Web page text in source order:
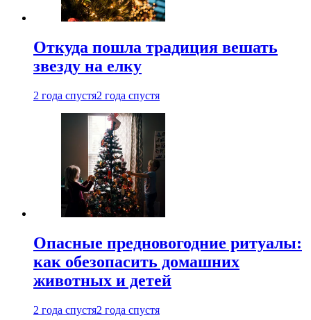
Откуда пошла традиция вешать
звезду на елку
2 года спустя2 года спустя
Опасные предновогодние ритуалы:
как обезопасить домашних
животных и детей
2 года спустя2 года спустя